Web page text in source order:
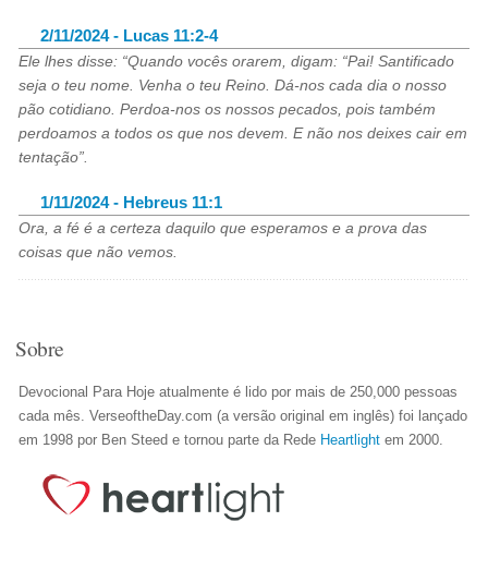
2/11/2024 - Lucas 11:2-4
Ele lhes disse: “Quando vocês orarem, digam: “Pai! Santificado
seja o teu nome. Venha o teu Reino. Dá-nos cada dia o nosso
pão cotidiano. Perdoa-nos os nossos pecados, pois também
perdoamos a todos os que nos devem. E não nos deixes cair em
tentação”.
1/11/2024 - Hebreus 11:1
Ora, a fé é a certeza daquilo que esperamos e a prova das
coisas que não vemos.
Sobre
Devocional Para Hoje atualmente é lido por mais de 250,000 pessoas
cada mês. VerseoftheDay.com (a versão original em inglês) foi lançado
em 1998 por Ben Steed e tornou parte da Rede Heartlight em 2000.